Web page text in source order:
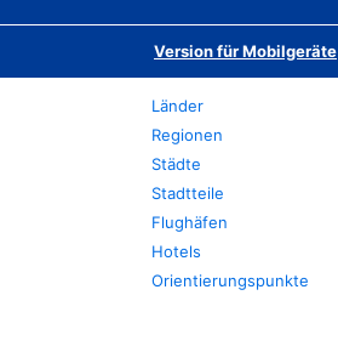
Version für Mobilgeräte
Länder
Regionen
Städte
Stadtteile
Flughäfen
Hotels
Orientierungspunkte